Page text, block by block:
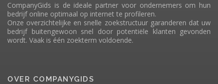
CompanyGids is de ideale partner voor ondernemers om hun
bedrijf online optimaal op internet te profileren.
Onze overzichtelijke en snelle zoekstructuur garanderen dat uw
bedrijf buitengewoon snel door potentiële klanten gevonden
wordt. Vaak is één zoekterm voldoende.
OVER COMPANYGIDS